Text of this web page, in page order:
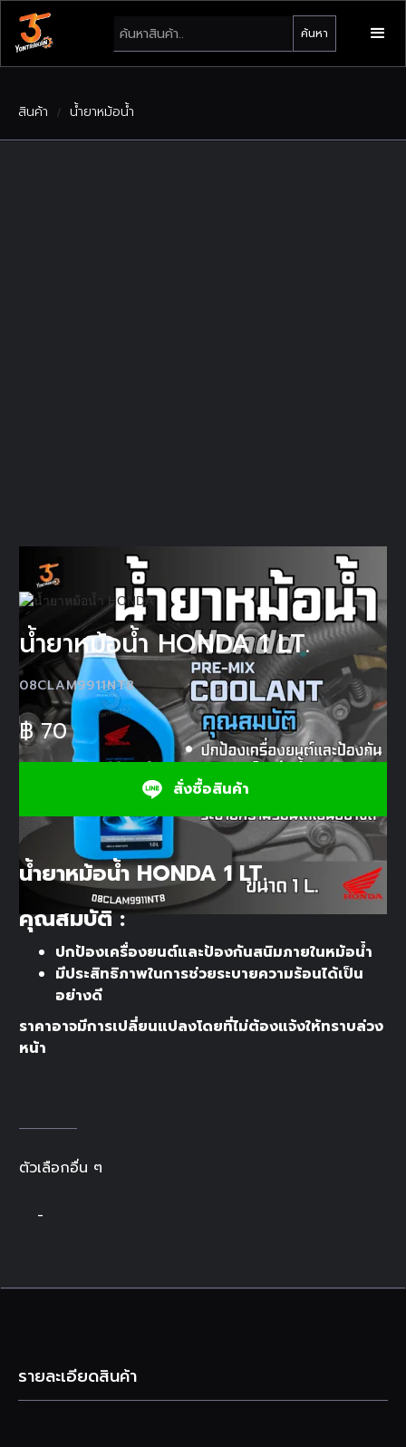
สินค้า / น้ำยาหม้อน้ำ
น้ำยาหม้อน้ำ HONDA 1 LT.
08CLAM9911NT8
฿ 70
สั่งซื้อสินค้า
น้ำยาหม้อน้ำ HONDA 1 LT.
คุณสมบัติ :
ปกป้องเครื่องยนต์และป้องกันสนิมภายในหม้อน้ำ
มีประสิทธิภาพในการช่วยระบายความร้อนได้เป็น
อย่างดี
ราคาอาจมีการเปลี่ยนแปลงโดยที่ไม่ต้องแจ้งให้ทราบล่วง
หน้า
ตัวเลือกอื่น ๆ
-
รายละเอียดสินค้า